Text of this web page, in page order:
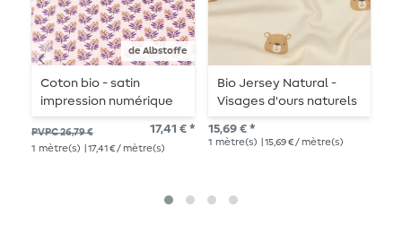
de Albstoffe
Coton bio - satin
impression numérique
Glossy Petit Bells
Vanille
PVPC 26,79 € 17,41 € *
1 mètre(s) | 17,41 € / mètre(s)
Bio Jersey Natural -
Visages d'ours naturels
15,69 € *
1 mètre(s) | 15,69 € / mètre(s)